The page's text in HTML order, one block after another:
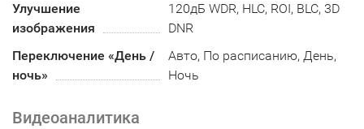
Улучшение
изображения
120дБ WDR, HLC, ROI, BLC, 3D
DNR
Переключение «День /
ночь»
Авто, По расписанию, День,
Ночь
Видеоаналитика